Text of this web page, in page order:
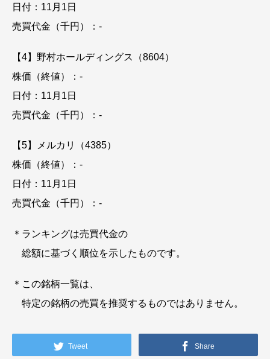
日付：11月1日
売買代金（千円）：-
【4】野村ホールディングス（8604）
株価（終値）：-
日付：11月1日
売買代金（千円）：-
【5】メルカリ（4385）
株価（終値）：-
日付：11月1日
売買代金（千円）：-
＊ランキングは売買代金の
総額に基づく順位を示したものです。
＊この銘柄一覧は、
特定の銘柄の売買を推奨するものではありません。
Tweet Share